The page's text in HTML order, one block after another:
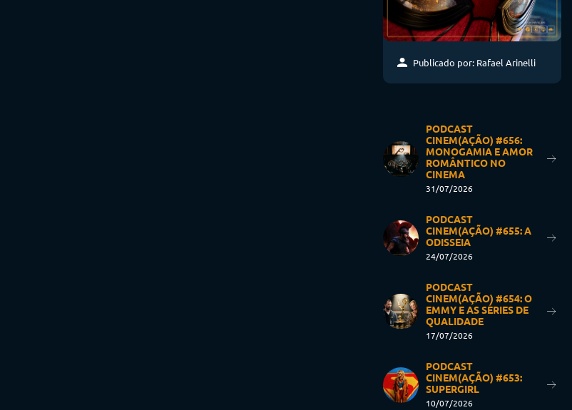
Publicado por: Rafael Arinelli
PODCAST
CINEM(AÇÃO) #656:
MONOGAMIA E AMOR
ROMÂNTICO NO
CINEMA
31/07/2026
PODCAST
CINEM(AÇÃO) #655: A
ODISSEIA
24/07/2026
PODCAST
CINEM(AÇÃO) #654: O
EMMY E AS SÉRIES DE
QUALIDADE
17/07/2026
PODCAST
CINEM(AÇÃO) #653:
SUPERGIRL
10/07/2026